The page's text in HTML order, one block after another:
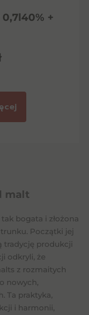
+
malt
bogata i złożona
Początki jej
tradycję produkcji
odkryli, że
z rozmaitych
nowych,
Ta praktyka,
i harmonii,